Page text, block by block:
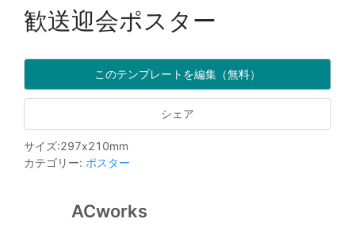
歓送迎会ポスター
このテンプレートを編集（無料）
シェア
サイズ:297x210mm
カテゴリー: ポスター
ACworks